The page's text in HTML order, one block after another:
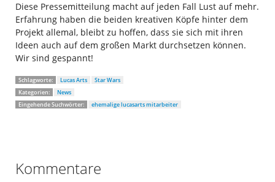
Diese Pressemitteilung macht auf jeden Fall Lust auf mehr.
Erfahrung haben die beiden kreativen Köpfe hinter dem
Projekt allemal, bleibt zu hoffen, dass sie sich mit ihren
Ideen auch auf dem großen Markt durchsetzen können.
Wir sind gespannt!
Schlagworte: Lucas Arts
Star Wars
Kategorien:
News
Eingehende Suchwörter:
ehemalige lucasarts mitarbeiter
Kommentare